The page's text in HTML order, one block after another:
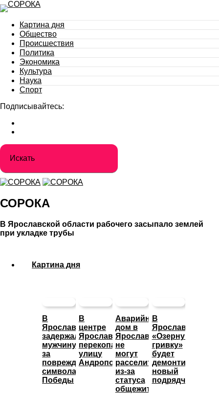
Картина дня
Общество
Происшествия
Политика
Экономика
Культура
Наука
Спорт
Подписывайтесь:
СОРОКА
В Ярославской области рабочего засыпало землей
при укладке трубы
Картина дня
В
Ярославле
задержали
мужчину
за
повреждение
символа
Победы
В
центре
Ярославля
перекопали
улицу
Андропова
Аварийный
дом в
Ярославле
не
могут
расселить
из-за
статуса
общежития
В
Ярославле
«Озерную
гривку»
будет
демонтировать
новый
подрядчик